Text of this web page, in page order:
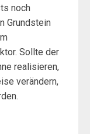
noch
Grundstein
Sollte der
realisieren,
verändern,